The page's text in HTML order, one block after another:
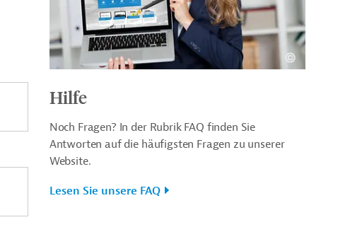
Hilfe
Noch Fragen? In der Rubrik FAQ finden Sie
Antworten auf die häufigsten Fragen zu unserer
Website.
Lesen Sie unsere FAQ